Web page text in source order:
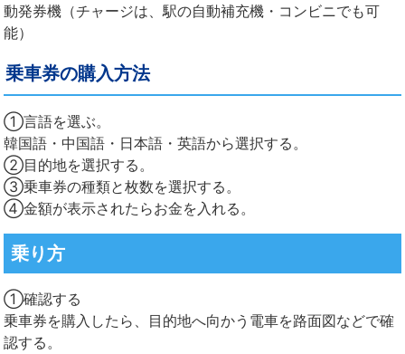
動発券機（チャージは、駅の自動補充機・コンビニでも可
能）
乗車券の購入方法
①言語を選ぶ。
韓国語・中国語・日本語・英語から選択する。
②目的地を選択する。
③乗車券の種類と枚数を選択する。
④金額が表示されたらお金を入れる。
乗り方
①確認する
乗車券を購入したら、目的地へ向かう電車を路面図などで確
認する。